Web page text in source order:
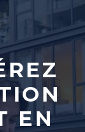
EN